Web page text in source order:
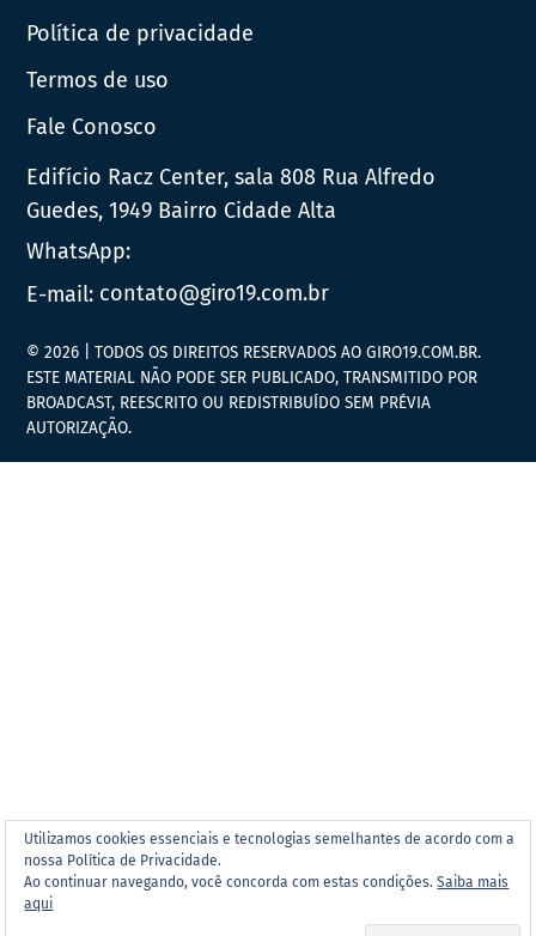
Política de privacidade
Termos de uso
Fale Conosco
Edifício Racz Center, sala 808 Rua Alfredo
Guedes, 1949 Bairro Cidade Alta
WhatsApp:
E-mail: contato@giro19.com.br
Utilizamos cookies essenciais e tecnologias semelhantes de acordo com a
nossa Política de Privacidade.
Ao continuar navegando, você concorda com estas condições.Saiba mais
aqui
© 2026 | TODOS OS DIREITOS RESERVADOS AO GIRO19.COM.BR.
ESTE MATERIAL NÃO PODE SER PUBLICADO, TRANSMITIDO POR
BROADCAST, REESCRITO OU REDISTRIBUÍDO SEM PRÉVIA
AUTORIZAÇÃO.